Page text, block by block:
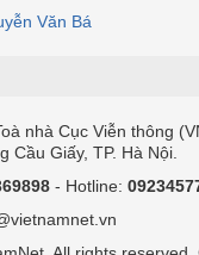
Văn Bá
nhà Cục Viễn thông
Giấy, TP. Hà Nội.
- Hotline: